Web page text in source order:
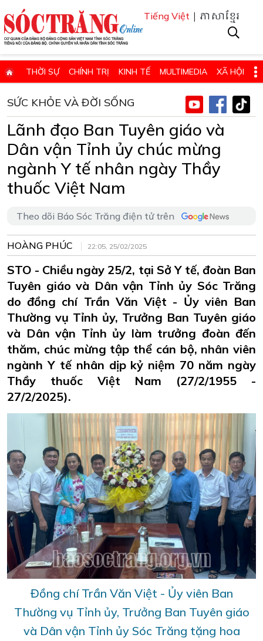
Tiếng Việt | ភាសាខ្មែរ
THỜI SỰ CHÍNH TRỊ KINH TẾ MULTIMEDIA XÃ HỘI
GIÁO DỤC - KHOA HỌC & CÔNG NGHỆ
QUỐC PHÒNG - AN NINH QUỐC TẾ SỨC KHỎE VÀ ĐỜI SỐNG
VĂN HÓA - THỂ THAO - DU LỊCH CHUYÊN ĐỀ
ĐIỂM BÁO - TIN VẮN ĐỊA PHƯƠNG THÔNG TIN CẦN BIẾT
THÔNG BÁO - QUẢNG CÁO
SỨC KHỎE VÀ ĐỜI SỐNG
Lãnh đạo Ban Tuyên giáo và
Dân vận Tỉnh ủy chúc mừng
ngành Y tế nhân ngày Thầy
thuốc Việt Nam
Theo dõi Báo Sóc Trăng điện tử trên
HOÀNG PHÚC 22:05, 25/02/2025
STO - Chiều ngày 25/2, tại Sở Y tế, đoàn Ban
Tuyên giáo và Dân vận Tỉnh ủy Sóc Trăng
do đồng chí Trần Văn Việt - Ủy viên Ban
Thường vụ Tỉnh ủy, Trưởng Ban Tuyên giáo
và Dân vận Tỉnh ủy làm trưởng đoàn đến
thăm, chúc mừng tập thể cán bộ, nhân viên
ngành Y tế nhân dịp kỷ niệm 70 năm ngày
Thầy thuốc Việt Nam (27/2/1955 -
27/2/2025).
Đồng chí Trần Văn Việt - Ủy viên Ban
Thường vụ Tỉnh ủy, Trưởng Ban Tuyên giáo
và Dân vận Tỉnh ủy Sóc Trăng tặng hoa